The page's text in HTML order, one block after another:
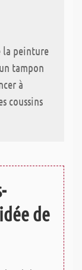
la peinture
tampon
à
coussins
de